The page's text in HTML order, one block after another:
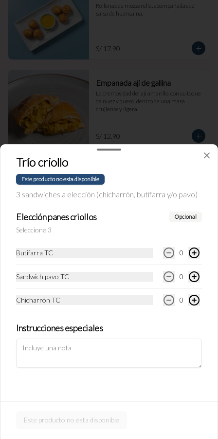
Rellenas de mozzarella, acompañadas de
salsa de huancaína.
S/ 17.90
Empanada ají de gallina
La cremosidad del ají amarillo, con su toque
de nuez y queso, dentro de una masa
crujiente y ligera.
S/ 12.90
Masa de Hojaldre.
Empanada de Jamón y Queso
S/ 11.90
Política de Cookies
Haga clic en Aceptar para permitir que Justo use cookies a fin
Trío criollo
Este producto no esta disponible
3 sandwiches a elección (chicharrón, butifarra y/o pavo)
Elección panes criollos Opcional
Seleccione 3
Butifarra TC 0
Sandwich pavo TC 0
Chicharrón TC 0
Instrucciones especiales
Este producto no esta disponible